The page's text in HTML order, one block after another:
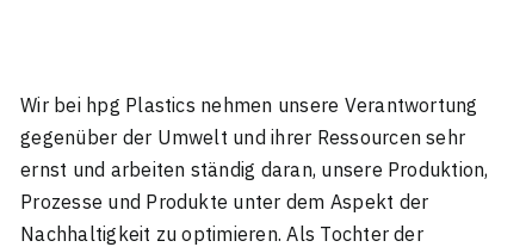
Wir bei hpg Plastics nehmen unsere Verantwortung
gegenüber der Umwelt und ihrer Ressourcen sehr
ernst und arbeiten ständig daran, unsere Produktion,
Prozesse und Produkte unter dem Aspekt der
Nachhaltigkeit zu optimieren. Als Tochter der